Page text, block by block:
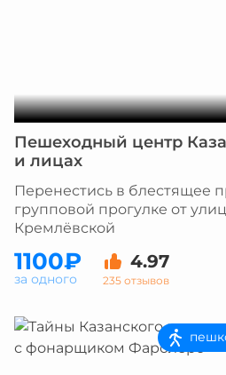
Пешеходный центр
и лицах
Перенестись в блестящее
групповой прогулке от
Кремлёвской
1100₽ 4.97
235 отзывов
за одного